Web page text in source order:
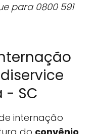
para 0800 591
- SC
internação